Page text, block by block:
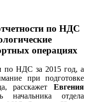
по НДС
операциях
по НДС за 2015 год, а
при подготовке
расскажет Евгения
начальника отдела